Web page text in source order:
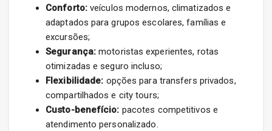
Conforto:veículos modernos, climatizados e
adaptados para grupos escolares, famílias e
excursões;
Segurança: motoristas experientes, rotas
otimizadas e seguro incluso;
Flexibilidade: opções para transfers privados,
compartilhados e city tours;
Custo-benefício: pacotes competitivos e
atendimento personalizado.